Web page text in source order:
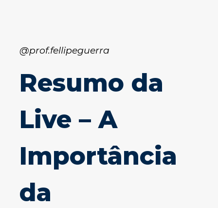
@prof.fellipeguerra
Resumo da
Live – A
Importância
da